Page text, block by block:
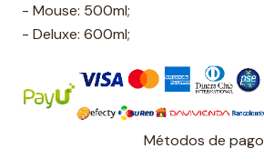
- Mouse: 500ml;
- Deluxe: 600ml;
Métodos de pago